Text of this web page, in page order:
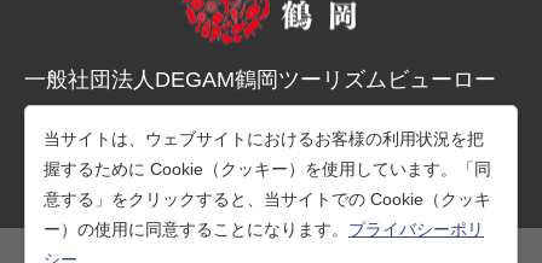
一般社団法人DEGAM鶴岡ツーリズムビューロー
TEL：0235-25-7678（観光案内）
TEL：0235-26-1218（事務所）
当サイトは、ウェブサイトにおけるお客様の利用状況を把
握するために Cookie（クッキー）を使用しています。「同
意する」をクリックすると、当サイトでの Cookie（クッキ
ー）の使用に同意することになります。 プライバシーポリ